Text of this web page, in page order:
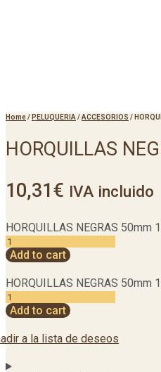
Home/ PELUQUERIA /ACCESORIOS /
HORQUILLAS
10,31€ IVA incluido
HORQUILLAS NEGRAS 50mm
Add to cart
HORQUILLAS NEGRAS 50mm
Add to cart
a la lista de deseos